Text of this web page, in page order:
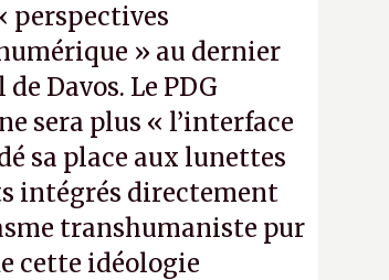
perspectives
» au dernier
Davos. Le PDG
sera plus « l’interface
sa place aux lunettes
intégrés directement
transhumaniste pur
cette idéologie